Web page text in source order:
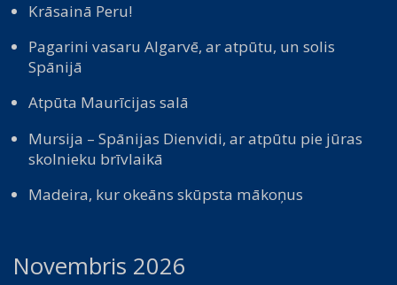
Krāsainā Peru!
Pagarini vasaru Algarvē, ar atpūtu, un solis
Spānijā
Atpūta Maurīcijas salā
Mursija – Spānijas Dienvidi, ar atpūtu pie jūras
skolnieku brīvlaikā
Madeira, kur okeāns skūpsta mākoņus
Novembris 2026